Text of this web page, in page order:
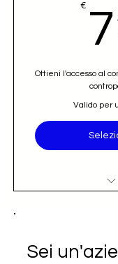
€
Ottieni l'accesso al
Valido per
Iscrizione alla
Sei